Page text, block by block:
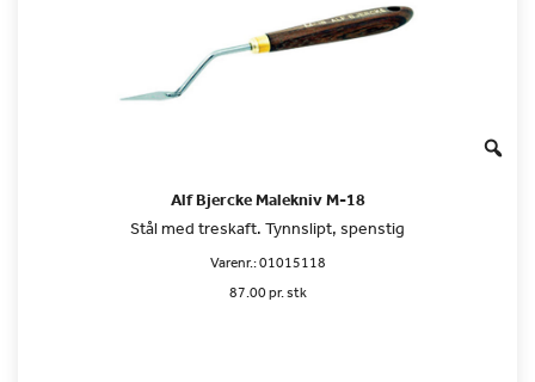
Alf Bjercke Malekniv M-18
Stål med treskaft. Tynnslipt, spenstig
Varenr.:01015118
87.00 pr. stk